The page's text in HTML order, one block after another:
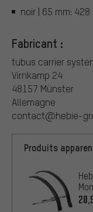
noir | 65 mm: 428
Fabricant :
tubus carrier
Virnkamp 24
48157 Münster
Allemagne
contact@hebie-
Produits